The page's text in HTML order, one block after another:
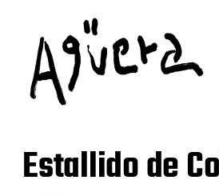
Estallido de